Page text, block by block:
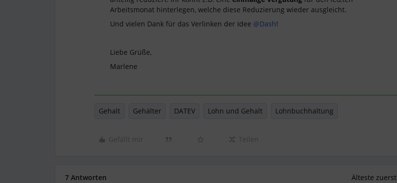
Arbeitsmonat hinterlegen, welche diese Reduzierung wieder ausgleicht.
Und vielen Dank für das Verlinken der Idee @Dash!
Liebe Grüße,
Marlene
Gehalt Gehälter DATEV Lohn und Gehalt Lohnbuchhaltung
Gefällt mir Teilen
7 Antworten Älteste zuerst